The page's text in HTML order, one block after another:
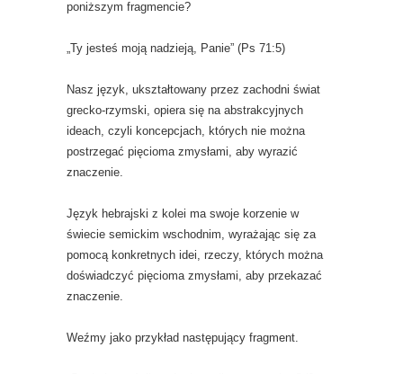
poniższym fragmencie?
„Ty jesteś moją nadzieją, Panie” (Ps 71:5)
Nasz język, ukształtowany przez zachodni świat
grecko-rzymski, opiera się na abstrakcyjnych
ideach, czyli koncepcjach, których nie można
postrzegać pięcioma zmysłami, aby wyrazić
znaczenie.
Język hebrajski z kolei ma swoje korzenie w
świecie semickim wschodnim, wyrażając się za
pomocą konkretnych idei, rzeczy, których można
doświadczyć pięcioma zmysłami, aby przekazać
znaczenie.
Weźmy jako przykład następujący fragment.